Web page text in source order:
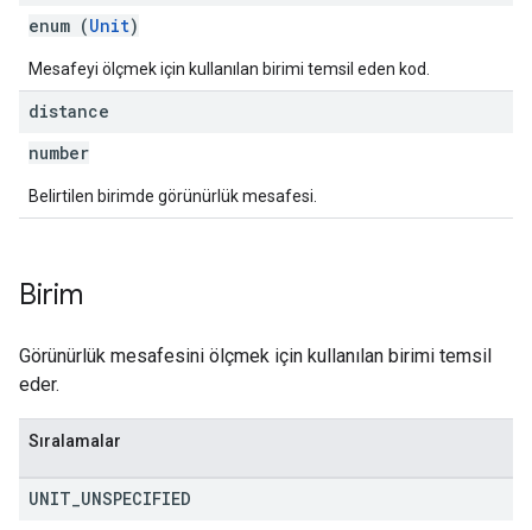
enum (Unit)
Mesafeyi ölçmek için kullanılan birimi temsil eden kod.
distance
number
Belirtilen birimde görünürlük mesafesi.
Birim
Görünürlük mesafesini ölçmek için kullanılan birimi temsil
eder.
Sıralamalar
UNIT UNSPECIFIED